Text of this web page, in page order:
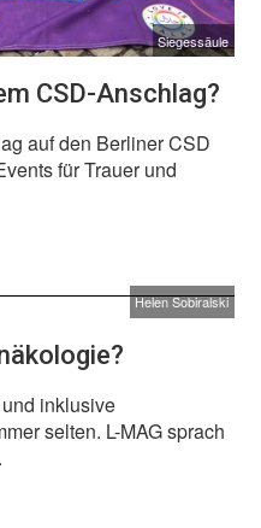
Siegessäule
CSD-Anschlag?
auf den Berliner CSD
für Trauer und
Helen Sobiralski
inklusive
selten. L-MAG sprach